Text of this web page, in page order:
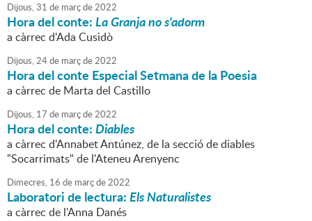
Dijous,31 de marçde2022
Hora del conte:La Granja no s'adorm
a càrrec d'Ada Cusidò
Dijous,24de marçde2022
Hora del conte Especial Setmana de la Poesia
a càrrec de Marta del Castillo
Dijous, 17 de marçde2022
Hora del conte:Diables
a càrrec d'Annabet Antúnez, de la secció de diables
"Socarrimats" de l'Ateneu Arenyenc
Dimecres, 16 de marçde2022
Laboratori de lectura:Els Naturalistes
a càrrec de l'Anna Danés